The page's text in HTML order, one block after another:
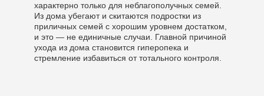
характерно только для неблагополучных семей.
Из дома убегают и скитаются подростки из
приличных семей с хорошим уровнем достатком,
и это — не единичные случаи. Главной причиной
ухода из дома становится гиперопека и
стремление избавиться от тотального контроля.